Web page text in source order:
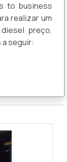
to business
realizar um
preço,
a seguir: